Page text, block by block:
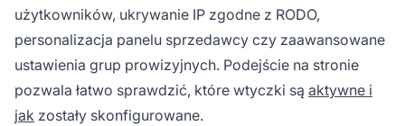
użytkowników, ukrywanie IP zgodne z RODO,
personalizacja panelu sprzedawcy czy zaawansowane
ustawienia grup prowizyjnych. Podejście na stronie
pozwala łatwo sprawdzić, które wtyczki są aktywne i
jak zostały skonfigurowane.